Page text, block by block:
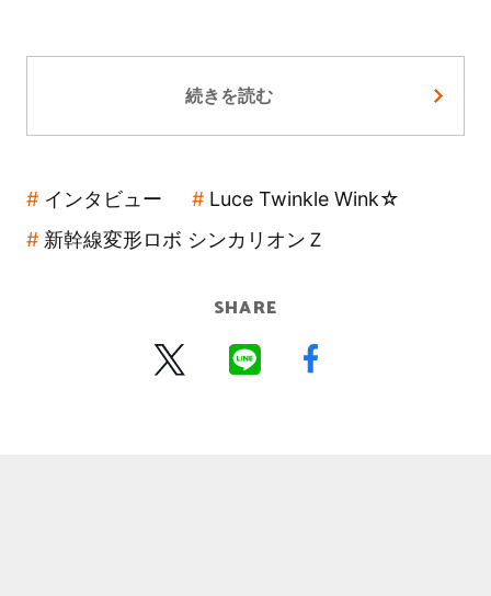
続きを読む
インタビュー
Luce Twinkle Wink☆
新幹線変形ロボ シンカリオンＺ
SHARE